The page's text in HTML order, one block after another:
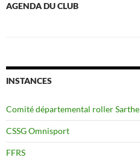
AGENDA DU CLUB
INSTANCES
Comité départemental roller Sarthe
CSSG Omnisport
FFRS